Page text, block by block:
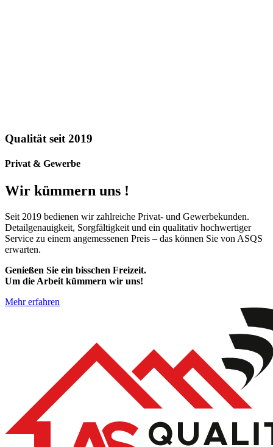
Qualität seit 2019
Privat & Gewerbe
Wir kümmern uns !
Seit 2019 bedienen wir zahlreiche Privat- und Gewerbekunden.
Detailgenauigkeit, Sorgfältigkeit und ein qualitativ hochwertiger
Service zu einem angemessenen Preis – das können Sie von ASQS
erwarten.
Genießen Sie ein bisschen Freizeit.
Um die Arbeit kümmern wir uns!
Mehr erfahren